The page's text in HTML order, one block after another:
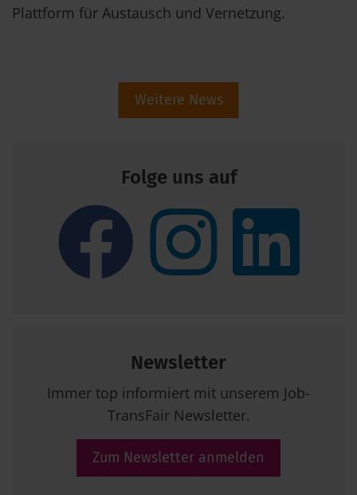
Plattform für Austausch und Vernetzung.
Weitere News
Folge uns auf
Newsletter
Immer top informiert mit unserem Job-
TransFair Newsletter.
Zum Newsletter anmelden